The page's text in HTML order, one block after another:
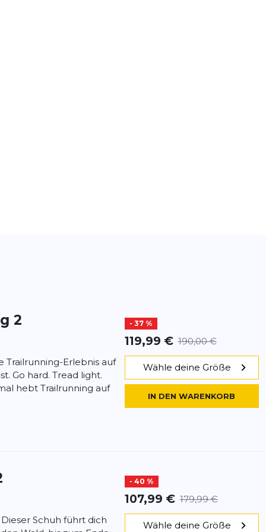
2 - 37 %
119,99 € 190,00 €
Trailrunning-Erlebnis auf
Go hard. Tread light.
hebt Trailrunning auf
Wähle deine Größe
IN DEN WARENKORB
- 40 %
107,99 € 179,99 €
Schuh führt dich
Wähle deine Größe